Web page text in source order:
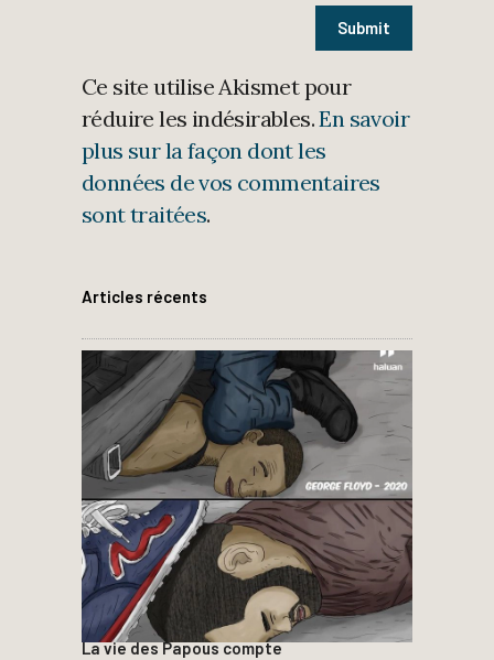
Ce site utilise Akismet pour
réduire les indésirables.En savoir
plus sur la façon dont les
données de vos commentaires
sont traitées.
Articles récents
La vie des Papous compte